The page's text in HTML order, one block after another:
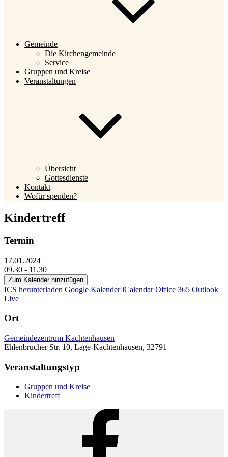
Gemeinde
Die Kirchengemeinde
Service
Gruppen und Kreise
Veranstaltungen
Übersicht
Gottesdienste
Kontakt
Wofür spenden?
Kindertreff
Termin
17.01.2024
09.30 - 11.30
Zum Kalender hinzufügen
ICS herunterladen Google Kalender iCalendar Office 365 Outlook
Live
Ort
Gemeindezentrum Kachtenhausen
Ehlenbrucher Str. 10, Lage-Kachtenhausen, 32791
Veranstaltungstyp
Gruppen und Kreise
Kindertreff